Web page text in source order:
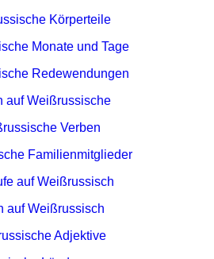
Körperteile
Monate und Tage
Redewendungen
auf Weißrussische
Verben
Familienmitglieder
auf Weißrussisch
auf Weißrussisch
Adjektive